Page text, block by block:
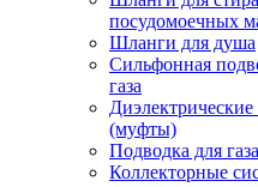
посудомоечных
Шланги для душа
Сильфонная
газа
Диэлектрические
(муфты)
Подводка для
Коллекторные